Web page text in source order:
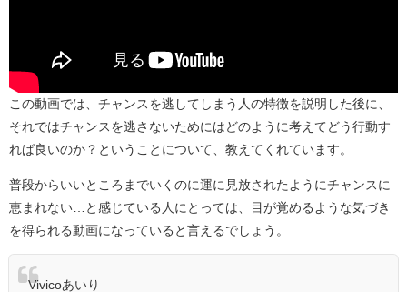
この動画では、チャンスを逃してしまう人の特徴を説明した後に、
それではチャンスを逃さないためにはどのように考えてどう行動す
れば良いのか？ということについて、教えてくれています。
普段からいいところまでいくのに運に見放されたようにチャンスに
恵まれない…と感じている人にとっては、目が覚めるような気づき
を得られる動画になっていると言えるでしょう。
Vivicoあいり